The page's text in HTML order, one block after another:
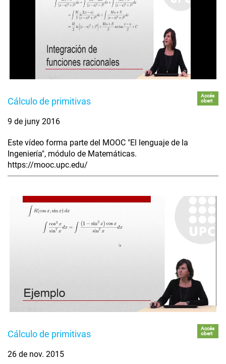
Cálculo de primitivas
Accés
obert
9 de juny 2016
Este vídeo forma parte del MOOC "El lenguaje de la
Ingeniería", módulo de Matemáticas.
https://mooc.upc.edu/
Cálculo de primitivas
Accés
obert
26 de nov. 2015